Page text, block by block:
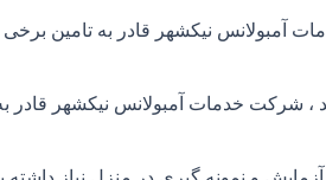
آمبولانس نیکشهر قادر به تامین برخی
شرکت خدمات آمبولانس نیکشهر قادر به